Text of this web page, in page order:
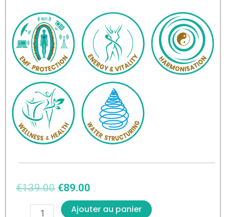
€139.00 €89.00
Ajouter au panier